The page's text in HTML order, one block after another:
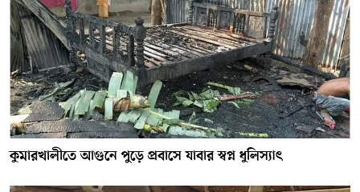
কুমারখালীতে আগুনে পুড়ে প্রবাসে যাবার স্বপ্ন ধুলিস্যাৎ